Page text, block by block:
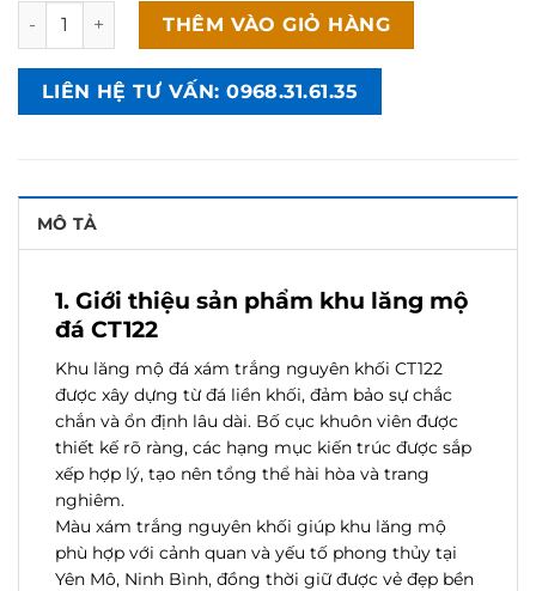
Khu lăng mộ đá xám trắng nguyên khối CT122 tại Yên
THÊM VÀO GIỎ HÀNG
LIÊN HỆ TƯ VẤN: 0968.31.61.35
MÔ TẢ
1. Giới thiệu sản phẩm khu lăng mộ
đá CT122
Khu lăng mộ đá xám trắng nguyên khối CT122
được xây dựng từ đá liền khối, đảm bảo sự chắc
chắn và ổn định lâu dài. Bố cục khuôn viên được
thiết kế rõ ràng, các hạng mục kiến trúc được sắp
xếp hợp lý, tạo nên tổng thể hài hòa và trang
nghiêm.
Màu xám trắng nguyên khối giúp khu lăng mộ
phù hợp với cảnh quan và yếu tố phong thủy tại
Yên Mô, Ninh Bình, đồng thời giữ được vẻ đẹp bền